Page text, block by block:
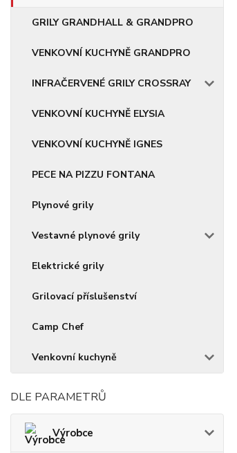
GRILY GRANDHALL & GRANDPRO
VENKOVNÍ KUCHYNĚ GRANDPRO
INFRAČERVENÉ GRILY CROSSRAY
VENKOVNÍ KUCHYNĚ ELYSIA
VENKOVNÍ KUCHYNĚ IGNES
PECE NA PIZZU FONTANA
Plynové grily
Vestavné plynové grily
Elektrické grily
Grilovací příslušenství
Camp Chef
Venkovní kuchyně
DLE PARAMETRŮ
Výrobce